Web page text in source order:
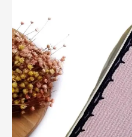
BORDAS
BLACK
-
METRO
quantidade